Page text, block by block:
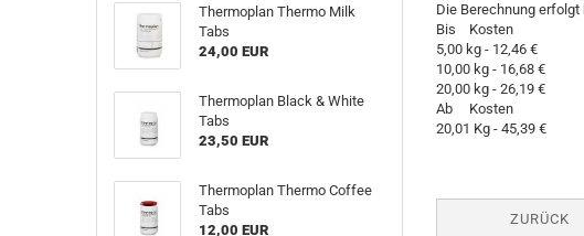
Die Berechnung
Bis Kosten
5,00 kg - 12,46 €
10,00 kg - 16,68 €
20,00 kg - 26,19 €
Ab Kosten
20,01 Kg - 45,39 €
ZURÜCK
Thermoplan Thermo Milk
Tabs
24,00 EUR
Thermoplan Black & White
Tabs
23,50 EUR
Thermoplan Thermo Coffee
Tabs
12,00 EUR